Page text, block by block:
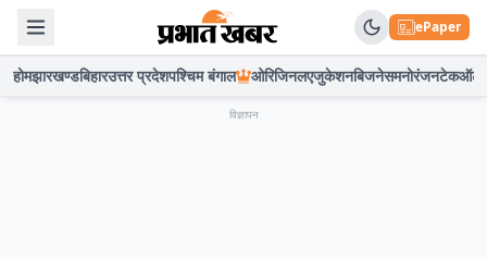
ePaper
होमझारखण्डबिहारउत्तर प्रदेशपश्चिम बंगाल ओरिजिनलएजुकेशनबिजनेसमनोरंजनटेकऑटो
विज्ञापन